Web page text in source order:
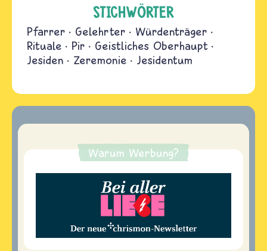
STICHWÖRTER
Pfarrer Gelehrter
Würdenträger
Rituale
Pir
Geistliches Oberhaupt
Jesiden
Zeremonie Jesidentum
Warum Werbung?